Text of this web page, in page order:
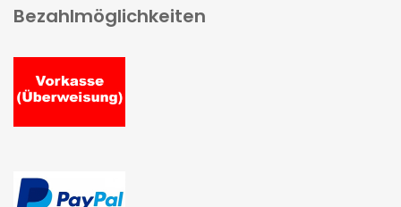
Bezahlmöglichkeiten